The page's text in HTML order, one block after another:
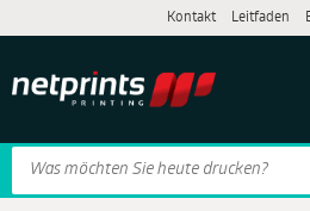
Kontakt Leitfaden